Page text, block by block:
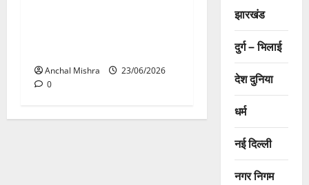
Anchal Mishra
23/06/2026
0
झारखंड
दुर्ग – भिलाई
देश दुनिया
धर्म
नई दिल्ली
नगर निगम